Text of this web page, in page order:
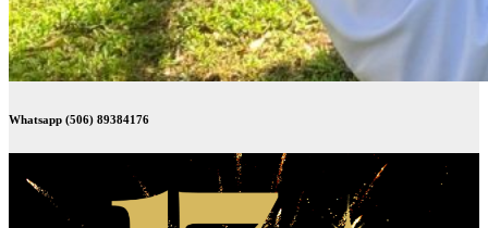
Whatsapp (506) 89384176